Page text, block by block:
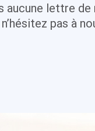
aucune lettre
pas à